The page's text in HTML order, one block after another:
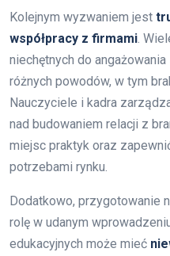
Kolejnym wyzwaniem jest
współpracy z firmami .
niechętnych do
różnych powodów, w tym
Nauczyciele i kadra
nad budowaniem relacji z
miejsc praktyk oraz
potrzebami rynku.
Dodatkowo, przygotowanie
rolę w udanym
edukacyjnych może mieć